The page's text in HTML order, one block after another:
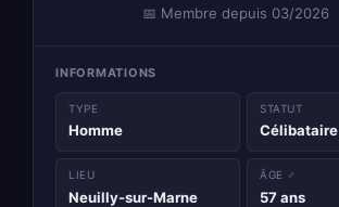
📅 Membre depuis 03/2026
INFORMATIONS
TYPE
Homme
STATUT
Célibataire
LIEU
Neuilly-sur-Marne
ÂGE ♂
57 ans